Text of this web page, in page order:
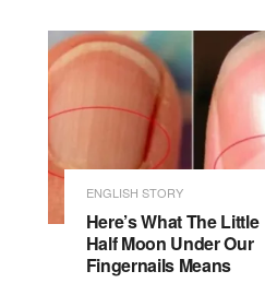
ENGLISH STORY
Here’s What The Little
Half Moon Under Our
Fingernails Means